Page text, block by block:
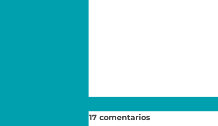
17 comentarios